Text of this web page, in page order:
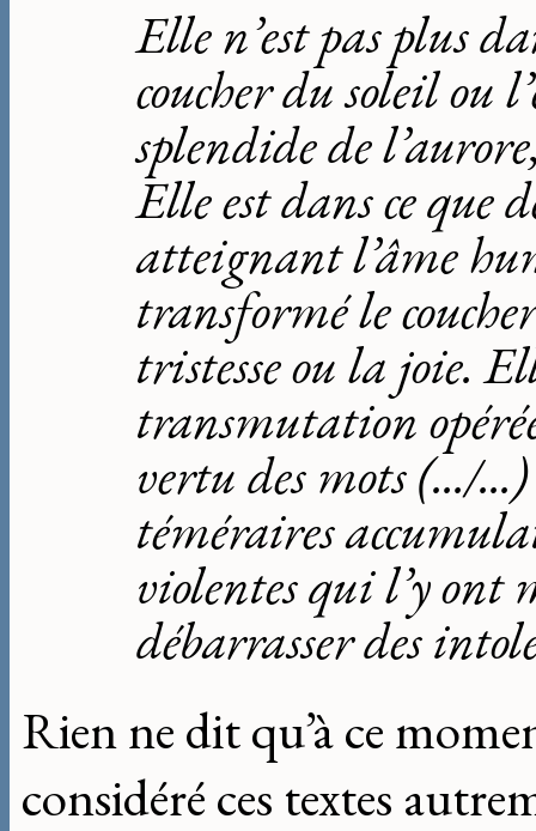
Elle n’est pas plus
coucher du soleil ou
splendide de
Elle est dans ce que
atteignant l’âme
transformé le
tristesse ou la joie.
transmutation
vertu des mots (.../...)
téméraires
violentes qui l’y ont
débarrasser des
Rien ne dit qu’à ce
considéré ces textes